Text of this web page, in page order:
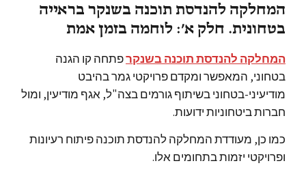
המחלקה להנדסת תוכנה בשנקר בראייה
בטחונית. חלק א׳: לוחמה בזמן אמת
המחלקה להנדסת תוכנה בשנקרפתחה קו הגנה
בטחוני, המאפשר ומקדם פרויקטי גמר בהיבט
מודיעיני-בטחוני בשיתוף גורמים בצה"ל, אגף מודיעין, ומול
חברות ביטחוניות ידועות.
כמו כן, מעודדת המחלקה להנדסת תוכנה פיתוח רעיונות
ופרויקטי יזמות בתחומים אלו.